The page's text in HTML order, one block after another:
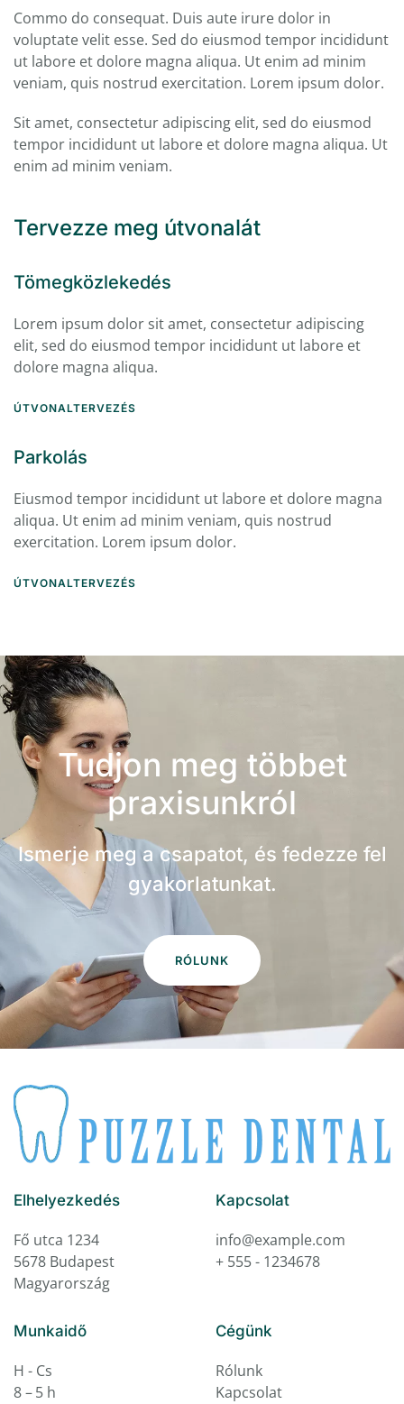
Commo do consequat. Duis aute irure dolor in
voluptate velit esse. Sed do eiusmod tempor incididunt
ut labore et dolore magna aliqua. Ut enim ad minim
veniam, quis nostrud exercitation. Lorem ipsum dolor.
Sit amet, consectetur adipiscing elit, sed do eiusmod
tempor incididunt ut labore et dolore magna aliqua. Ut
enim ad minim veniam.
Tervezze meg útvonalát
Tömegközlekedés
Lorem ipsum dolor sit amet, consectetur adipiscing
elit, sed do eiusmod tempor incididunt ut labore et
dolore magna aliqua.
ÚTVONALTERVEZÉS
Parkolás
Eiusmod tempor incididunt ut labore et dolore magna
aliqua. Ut enim ad minim veniam, quis nostrud
exercitation. Lorem ipsum dolor.
ÚTVONALTERVEZÉS
Tudjon meg többet
praxisunkról
Ismerje meg a csapatot, és fedezze fel
gyakorlatunkat.
RÓLUNK
Elhelyezkedés
Fő utca 1234
5678 Budapest
Magyarország
Kapcsolat
info@example.com
+ 555 - 1234678
Munkaidő
H - Cs
8 – 5 h
Cégünk
Rólunk
Kapcsolat